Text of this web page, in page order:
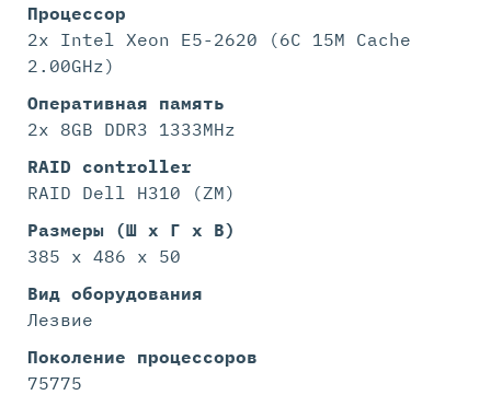
Процессор
2x Intel Xeon E5-2620 (6C 15M Cache
2.00GHz)
Оперативная память
2x 8GB DDR3 1333MHz
RAID controller
RAID Dell H310 (ZM)
Размеры (Ш х Г х В)
385 x 486 x 50
Вид оборудования
Лезвие
Поколение процессоров
75775